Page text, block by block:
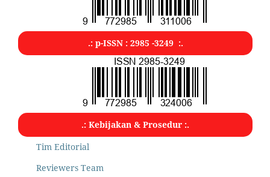
.: p-ISSN : 2985 -3249 :.
.: Kebijakan & Prosedur :.
Tim Editorial
Reviewers Team